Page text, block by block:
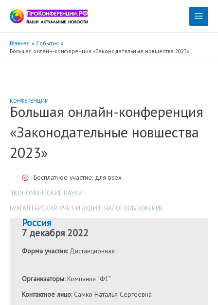
содержимому
Main
Главная
События
Большая онлайн-конференция «Законодательные новшества 2023»
КОНФЕРЕНЦИИ
Большая онлайн-конференция
«Законодательные новшества
2023»
Бесплатное участие: для всех
ЭКОНОМИЧЕСКИЕ НАУКИ
БУХГАЛТЕРСКИЙ УЧЕТ И АУДИТ, НАЛОГООБЛОЖЕНИЕ
Россия
7 декабря 2022
Форма участия:Дистанционная
Организаторы:Компания “Ф1”
Контактное лицо:Самко Наталья Сергеевна